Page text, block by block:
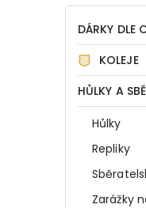
DÁRKY DLE
KOLEJE
HŮLKY A
Hůlky
Repliky
Zarážky